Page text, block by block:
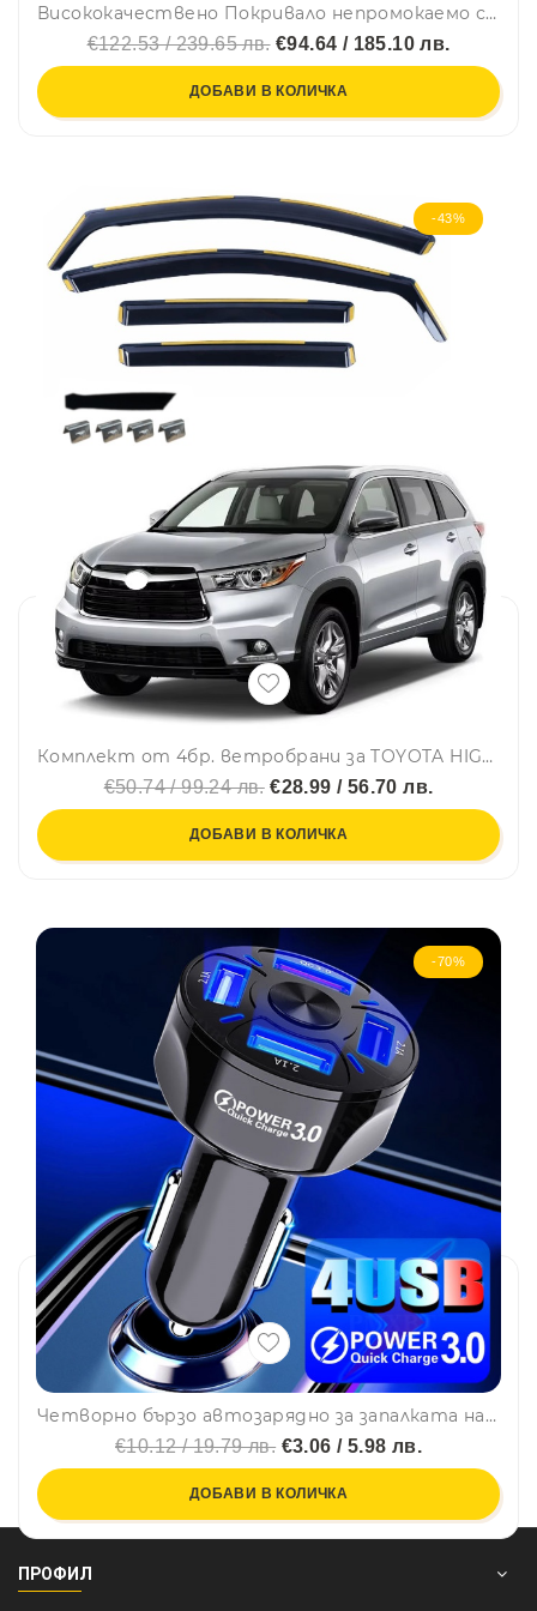
Висококачествено Покривало непромокаемо с алуминиево покритие против градушка за автомобил, Джип, SUV размер XL – 490 см
€122.53 / 239.65 лв.€94.64 / 185.10 лв.
ДОБАВИ В КОЛИЧКА
-43%
Комплект от 4бр. ветробрани за TOYOTA HIGHLANDER III 2013 - 2019 г.
€50.74 / 99.24 лв.€28.99 / 56.70 лв.
ДОБАВИ В КОЛИЧКА
-70%
Четворно бързо автозарядно за запалката на колата с 4USB порта и QUICK CHARGE функция, BF22
€10.12 / 19.79 лв. €3.06 / 5.98 лв.
ДОБАВИ В КОЛИЧКА
ПРОФИЛ